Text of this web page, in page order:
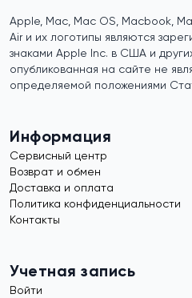
Apple, Mac, Mac OS, Macbook,
Air и их логотипы являются
знаками Apple Inc. в США и
опубликованная на сайте не
определяемой положениями
Информация
Сервисный центр
Возврат и обмен
Доставка и оплата
Политика конфиденциальности
Контакты
Учетная запись
Войти